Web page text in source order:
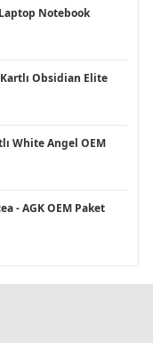
Notebook
Kartlı Obsidian Elite
White Angel OEM
- AGK OEM Paket